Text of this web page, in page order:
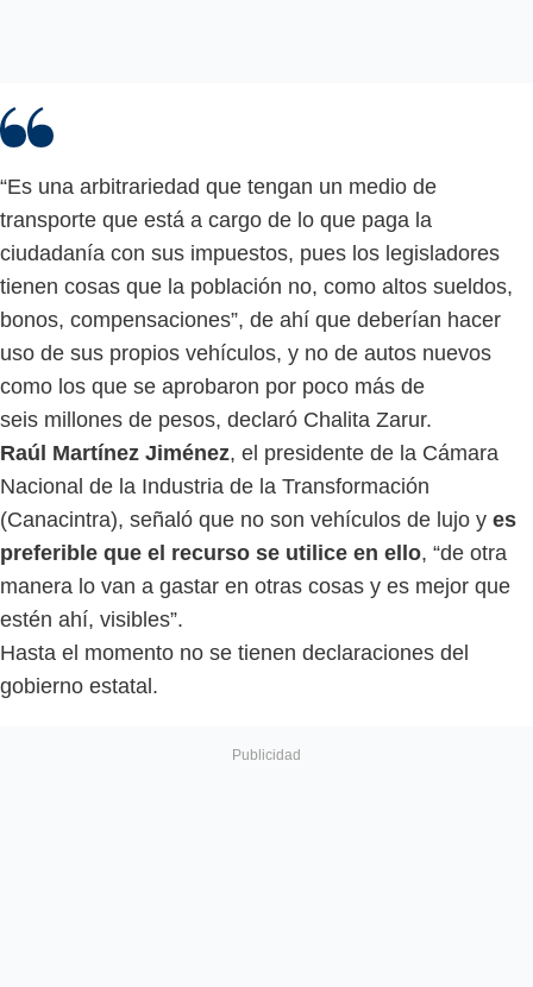
“Es una arbitrariedad que tengan un medio de
transporte que está a cargo de lo que paga la
ciudadanía con sus impuestos, pues los legisladores
tienen cosas que la población no, como altos sueldos,
bonos, compensaciones”, de ahí que deberían hacer
uso de sus propios vehículos, y no de autos nuevos
como los que se aprobaron por poco más de
seis millones de pesos, declaró Chalita Zarur.
Raúl Martínez Jiménez, el presidente de la Cámara
Nacional de la Industria de la Transformación
(Canacintra), señaló que no son vehículos de lujo y es
preferible que el recurso se utilice en ello, “de otra
manera lo van a gastar en otras cosas y es mejor que
estén ahí, visibles”.
Hasta el momento no se tienen declaraciones del
gobierno estatal.